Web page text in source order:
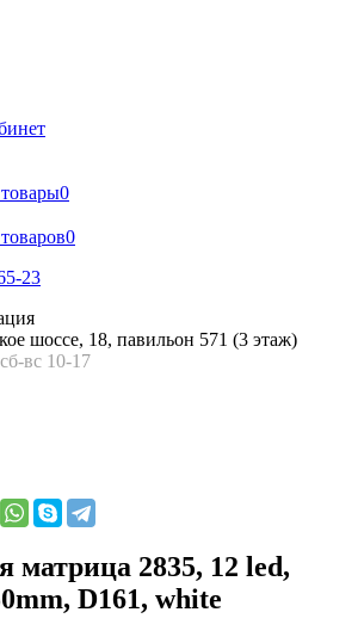
0
0
23
шоссе, 18, павильон 571 (3 этаж)
вс 10-17
матрица 2835, 12 led,
D161, white